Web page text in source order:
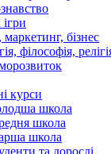
бізнес
філософія,
курси
школа
школа
школа
та дорослі